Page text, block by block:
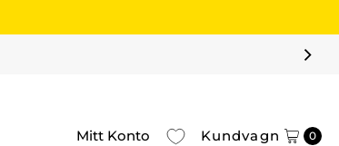
HANDLA DINA
Mitt Konto Kundvagn 0